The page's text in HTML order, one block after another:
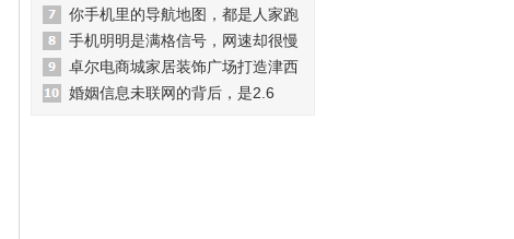
你手机里的导航地图，都是人家跑
手机明明是满格信号，网速却很慢
卓尔电商城家居装饰广场打造津西
婚姻信息未联网的背后，是2.6